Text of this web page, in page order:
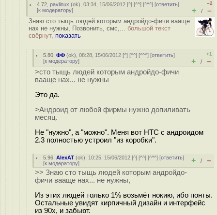
4.72 ,pavlinux (ok), 03:34, 15/06/2012 [^] [^^] [^^^] [ответить]
[к модератору]
–2
+ / –
Знаю сто тыщь людей которым андройдо-фичи вааще
нах не нужны, Позвонить, смс,... большой текст
свёрнут, показать
5.80 ,ФФ (ok), 08:28, 15/06/2012 [^] [^^] [^^^] [ответить]
[к модератору]
+1
+ / –
>сто тыщь людей которым андройдо-фичи
вааще нах... не нужны
Это да.
>Андроид от любой фирмы нужно допиливать
месяц.
Не "нужно", а "можно". Меня вот HTC с андроидом
2.3 полностью устроил "из коробки".
5.96 ,AlexAT (ok), 10:25, 15/06/2012 [^] [^^] [^^^] [ответить]
[к модератору] + / –
>> Знаю сто тыщь людей которым андройдо-
фичи вааще нах... не нужны,
Из этих людей только 1% возьмёт нокию, ибо понты.
Остальные увидят кирпичный дизайн и интерфейс
из 90х, и забьют.